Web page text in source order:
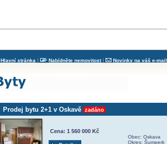
Hlavní stránka | Nabídněte nemovitost| Novinky na váš e-mail
Prodej bytu 2+1 v Oskavě zadáno
Cena: 1 560 000 Kč
Obec: Oskava
Okres: Šumperk